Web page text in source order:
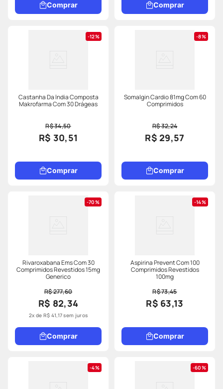
Comprar Comprar
12%
Castanha Da Índia Composta
Makrofarma Com 30 Drágeas
R$ 34,50
R$ 30,51
Comprar
8%
Somalgin Cardio 81mg Com 60
Comprimidos
R$ 32,24
R$ 29,57
Comprar
70%
Rivaroxabana Ems Com 30
Comprimidos Revestidos 15mg
Generico
R$ 277,60
R$ 82,34
2x de R$ 41,17sem juros
Comprar
14%
Aspirina Prevent Com 100
Comprimidos Revestidos
100mg
R$ 73,45
R$ 63,13
Comprar
4% 60%